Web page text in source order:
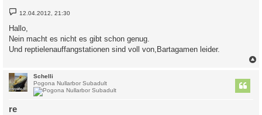
B
e
i
t
r
g
12.04.2012, 21:30
Hallo,
Nein macht es nicht es gibt schon genug.
Und reptielenauffangstationen sind voll von,Bartagamen leider.
Schelli
Pogona Nullarbor Subadult
re